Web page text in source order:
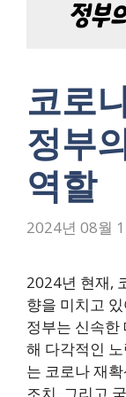
코로
정부
역할
2024년 08월
2024년 현재,
향을 미치고
정부는 신속한
해 다각적인
는 코로나 재
조치, 그리고